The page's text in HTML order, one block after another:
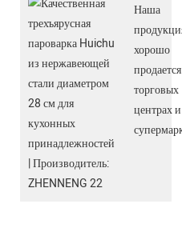
Наша
хорошо
торговых
центрах и